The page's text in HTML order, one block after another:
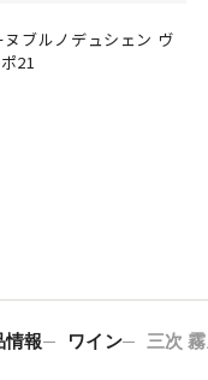
ブルノデュシェン ヴ
21
情報 ワイン 三次